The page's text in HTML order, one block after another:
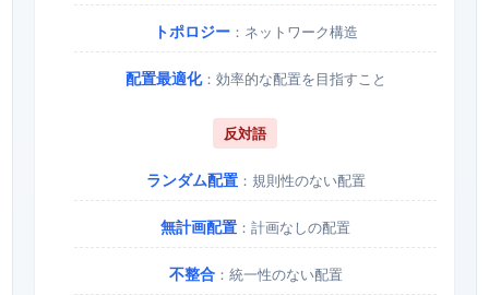
トポロジー：ネットワーク構造
配置最適化：効率的な配置を目指すこと
反対語
ランダム配置：規則性のない配置
無計画配置 ：計画なしの配置
不整合：統一性のない配置